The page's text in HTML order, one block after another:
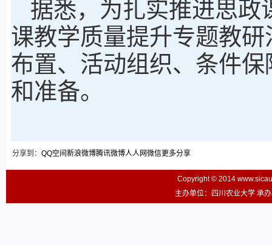
据悉，为扎实推进思政
课教学质量提升专题教
布置、活动组织、条件
和准备。
分享到： QQ空间 新浪微博腾讯微博人人网微信更多分享
Copyright © 2014
主办单位：四川农业大学 承